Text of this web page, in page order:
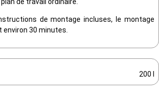
de montage incluses, le montage
30 minutes.
200 l